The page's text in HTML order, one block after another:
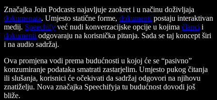
Značajka Join Podcasts najavljuje zaokret i u načinu doživljaja
dokumenata. Umjesto statične forme, dokumenti postaju interaktivan
medij. Speechify već nudi konverzacijske opcije u kojima članci i
dokumenti odgovaraju na korisnička pitanja. Sada se taj koncept širi
i na audio sadržaj.
Ova promjena vodi prema budućnosti u kojoj će se “pasivno”
konzumiranje podataka smatrati zastarjelim. Umjesto pukog čitanja
ili slušanja, korisnici će očekivati da sadržaj odgovori na njihovu
znatiželju. Nova značajka Speechifyja tu budućnost dovodi još
bliže.